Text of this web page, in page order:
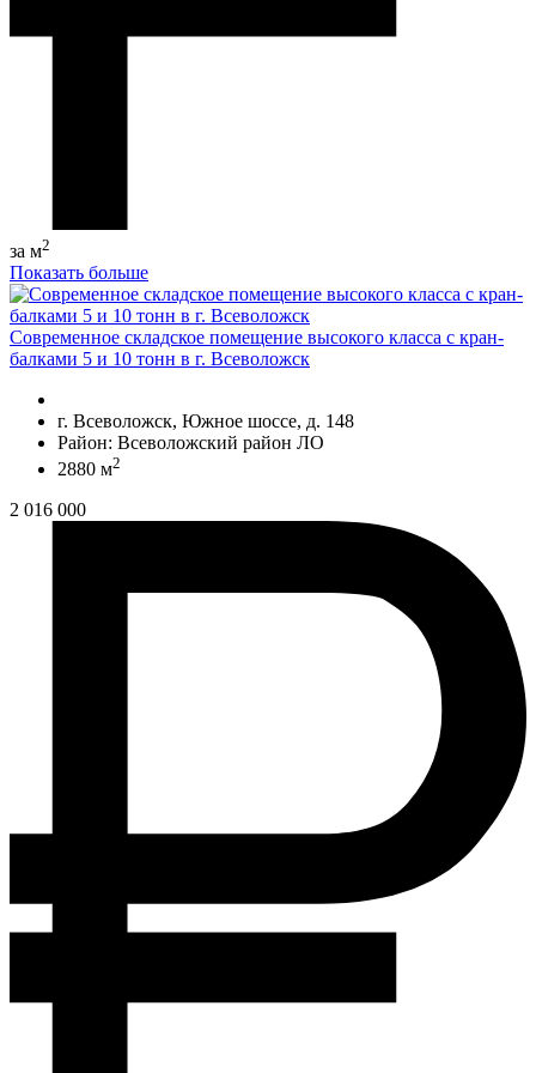
за м2
Показать больше
Современное складское помещение высокого класса с кран-
балками 5 и 10 тонн в г. Всеволожск
г. Всеволожск, Южное шоссе, д. 148
Район: Всеволожский район ЛО
2880 м2
2 016 000